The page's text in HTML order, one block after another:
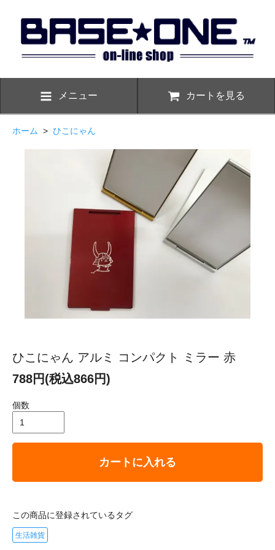
メニュー カートを見る
ホーム > ひこにゃん
ひこにゃん アルミ コンパクト ミラー 赤
788円(税込866円)
個数
カートに入れる
この商品に登録されているタグ
生活雑貨